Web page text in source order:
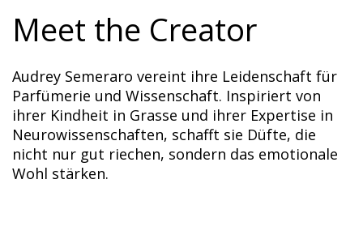
Meet the Creator
Audrey Semeraro vereint ihre Leidenschaft für
Parfümerie und Wissenschaft. Inspiriert von
ihrer Kindheit in Grasse und ihrer Expertise in
Neurowissenschaften, schafft sie Düfte, die
nicht nur gut riechen, sondern das emotionale
Wohl stärken.